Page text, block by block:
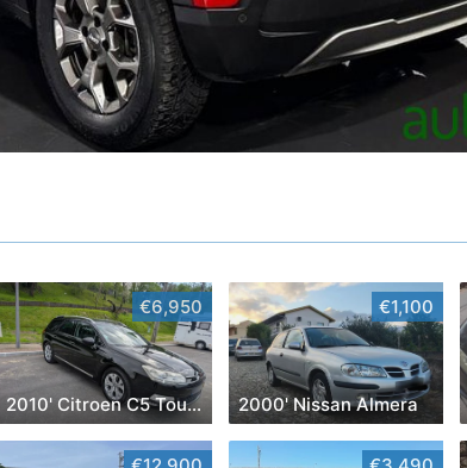
€6,950
2010' Citroen C5 Tourer 2.0 Hdi Exclusive
€1,100
2000' Nissan Almera